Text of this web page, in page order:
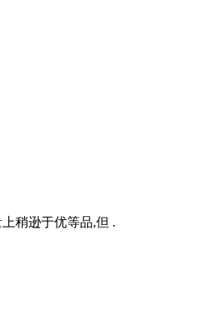
稍逊于优等品,但 .